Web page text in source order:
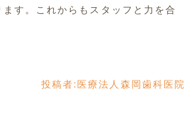
す。これからもスタッフと力を合
投稿者: 医療法人森岡歯科医院